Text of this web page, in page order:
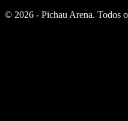
© 2026 - Pichau Arena. Todos